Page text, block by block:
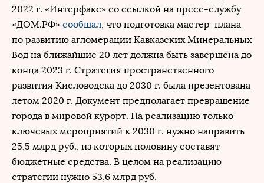
2022 г. «Интерфакс» со ссылкой на пресс-службу
«ДОМ.РФ» сообщал, что подготовка мастер-плана
по развитию агломерации Кавказских Минеральных
Вод на ближайшие 20 лет должна быть завершена до
конца 2023 г. Стратегия пространственного
развития Кисловодска до 2030 г. была презентована
летом 2020 г. Документ предполагает превращение
города в мировой курорт. На реализацию только
ключевых мероприятий к 2030 г. нужно направить
25,5 млрд руб., из которых половину составят
бюджетные средства. В целом на реализацию
стратегии нужно 53,6 млрд руб.